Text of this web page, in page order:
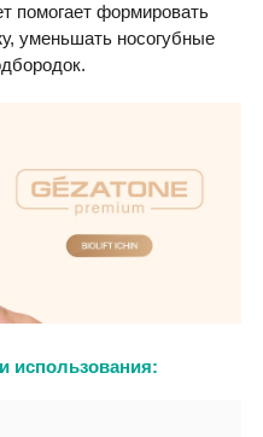
помогает формировать
уменьшать носогубные
использования: